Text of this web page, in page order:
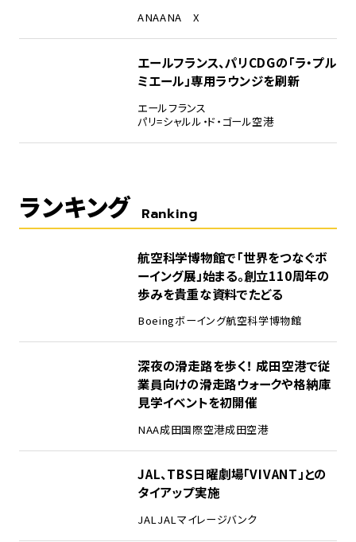
ANAANA X
エールフランス、パリCDGの「ラ・プル
ミエール」専用ラウンジを刷新
エールフランス
パリ=シャルル・ド・ゴール空港
ランキング Ranking
航空科学博物館で「世界をつなぐボ
ーイング展」始まる。創立110周年の
歩みを貴重な資料でたどる
Boeingボーイング航空科学博物館
深夜の滑走路を歩く！ 成田空港で従
業員向けの滑走路ウォークや格納庫
見学イベントを初開催
NAA成田国際空港成田空港
JAL、TBS日曜劇場「VIVANT」との
タイアップ実施
JALJALマイレージバンク